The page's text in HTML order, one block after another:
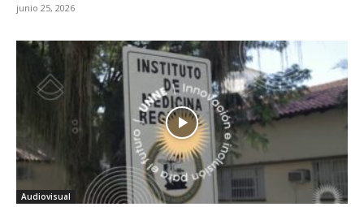
junio 25, 2026
Audiovisual